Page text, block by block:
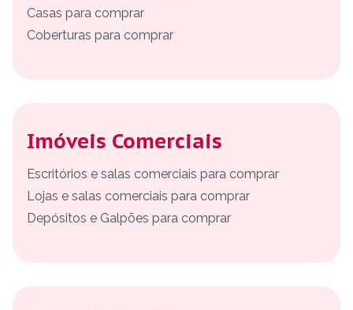
Casas para comprar
Coberturas para comprar
Imóveis Comerciais
Escritórios e salas comerciais para comprar
Lojas e salas comerciais para comprar
Depósitos e Galpões para comprar